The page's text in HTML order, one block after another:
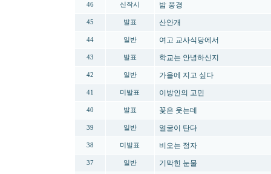
46 신작시 밤 풍경
45 발표 산안개
44 일반 여고 교사식당에서
43 발표 학교는 안녕하신지
42 일반 가을에 지고 싶다
41 미발표 이방인의 고민
40 발표 꽃은 웃는데
39 일반 얼굴이 탄다
38 미발표 비오는 정자
37 일반 기막힌 눈물